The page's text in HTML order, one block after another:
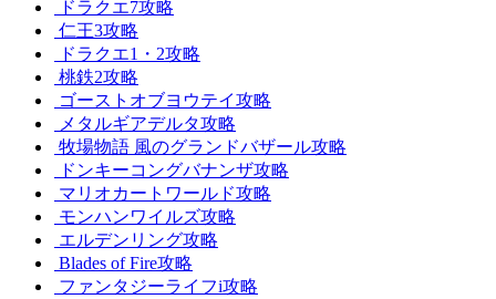
ドラクエ7攻略
仁王3攻略
ドラクエ1・2攻略
桃鉄2攻略
ゴーストオブヨウテイ攻略
メタルギアデルタ攻略
牧場物語 風のグランドバザール攻略
ドンキーコングバナンザ攻略
マリオカートワールド攻略
モンハンワイルズ攻略
エルデンリング攻略
Blades of Fire攻略
ファンタジーライフi攻略